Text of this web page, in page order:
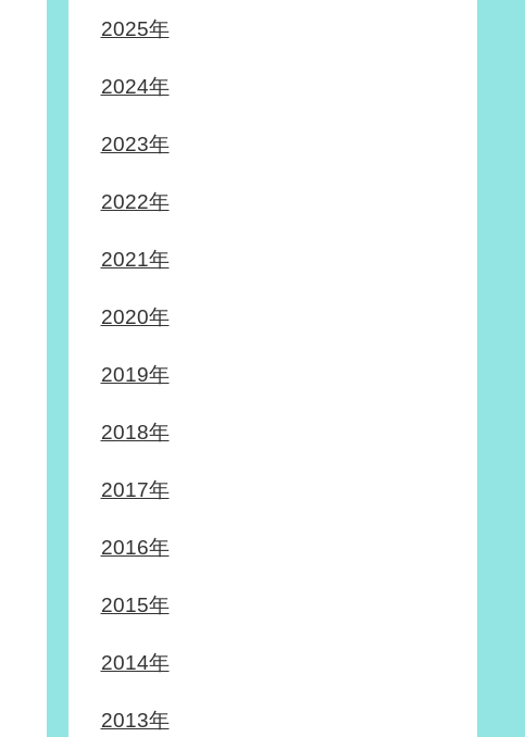
2025年
2024年
2023年
2022年
2021年
2020年
2019年
2018年
2017年
2016年
2015年
2014年
2013年